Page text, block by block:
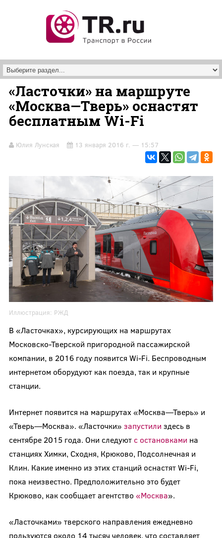
«Ласточки» на маршруте
«Москва—Тверь» оснастят
бесплатным Wi-Fi
Юлия Лунская 13 января 2016 г. — 15:57
Иллюстрация: РЖД
В «Ласточках», курсирующих на маршрутах
Московско-Тверской пригородной пассажирской
компании, в 2016 году появится Wi-Fi. Беспроводным
интернетом оборудуют как поезда, так и крупные
станции.
Интернет появится на маршрутах «Москва—Тверь» и
«Тверь—Москва». «Ласточки» запустили здесь в
сентябре 2015 года. Они следуют с остановками на
станциях Химки, Сходня, Крюково, Подсолнечная и
Клин. Какие именно из этих станций оснастят Wi-Fi,
пока неизвестно. Предположительно это будет
Крюково, как сообщает агентство «Москва».
«Ласточками» тверского направления ежедневно
пользуются около 14 тысяч человек, что составляет